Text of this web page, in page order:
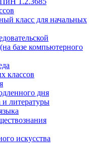
класс для начальных
базе компьютерного
классов
дня
и литературы
искусства